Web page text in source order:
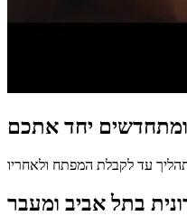
יחד אתכם
בתל אביב ומעבר